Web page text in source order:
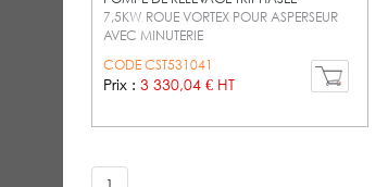
7,5KW ROUE VORTEX POUR ASPERSEUR
AVEC MINUTERIE
CODE CST531041
Prix : 3 330,04 € HT